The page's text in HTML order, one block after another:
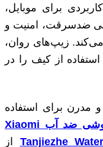
برای موبایل،
ضدسرقت، امنیت و
زیپ‌های روان،
از کیف را در
مدرن برای استفاده
کیف رو دوشی ضد آب Xiaomi
Tanjiezhe از